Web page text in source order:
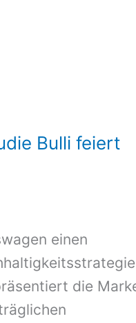
Bulli feiert
einen
die